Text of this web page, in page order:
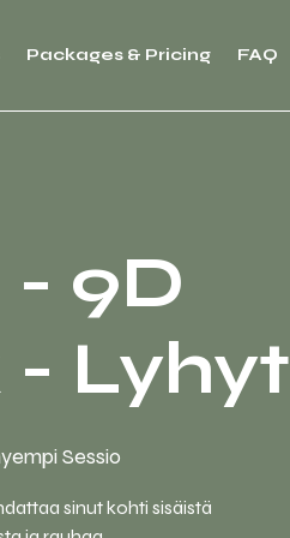
Packages & Pricing FAQ
9D
Lyhyt
Sessio
sinut kohti sisäistä